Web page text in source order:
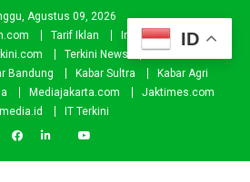
Agustus 09, 2026
Tarif Iklan Investor
Donasi
Terkini News
Kabar.id
Bandung Kabar Sultra
Kabar Agri
Mediajakarta.com
Jaktimes.com
IT Terkini
ID